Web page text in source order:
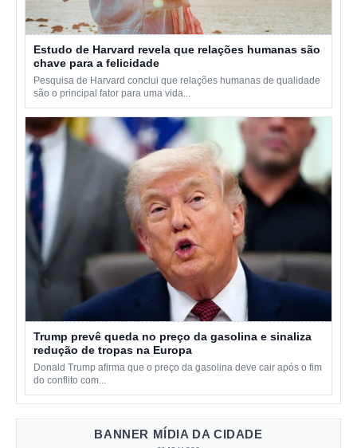
Estudo de Harvard revela que relações humanas são
chave para a felicidade
Pesquisa de Harvard conclui que relações humanas de qualidade
são o principal fator para uma vida...
Trump prevê queda no preço da gasolina e sinaliza
redução de tropas na Europa
Donald Trump afirma que o preço da gasolina deve cair após o fim
do conflito com...
BANNER MÍDIA DA CIDADE